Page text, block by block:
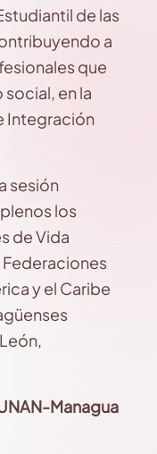
de las
a
que
en la
Integración
sesión
los
de Vida
y el Caribe
Managua